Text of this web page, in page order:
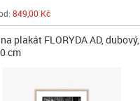
849,00 Kč
plakát FLORYDA AD, dubový,
cm